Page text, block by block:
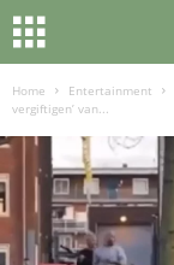
Home Entertainment
vergiftigen’ van...